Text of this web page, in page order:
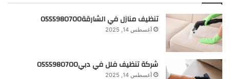
تنظيف منازل في الشارقة0555980700
أغسطس 14, 2025
شركة تنظيف فلل في دبي0555980700
أغسطس 14, 2025